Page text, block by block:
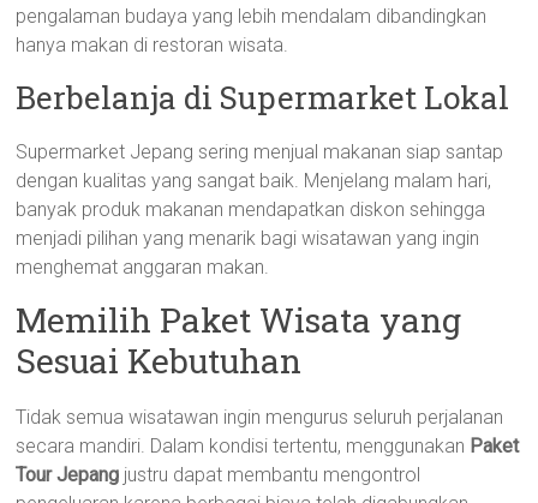
pengalaman budaya yang lebih mendalam dibandingkan
hanya makan di restoran wisata.
Berbelanja di Supermarket Lokal
Supermarket Jepang sering menjual makanan siap santap
dengan kualitas yang sangat baik. Menjelang malam hari,
banyak produk makanan mendapatkan diskon sehingga
menjadi pilihan yang menarik bagi wisatawan yang ingin
menghemat anggaran makan.
Memilih Paket Wisata yang
Sesuai Kebutuhan
Tidak semua wisatawan ingin mengurus seluruh perjalanan
secara mandiri. Dalam kondisi tertentu, menggunakan Paket
Tour Jepang justru dapat membantu mengontrol